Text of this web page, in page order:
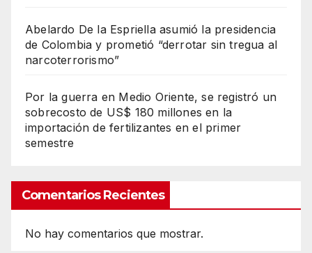
Abelardo De la Espriella asumió la presidencia
de Colombia y prometió “derrotar sin tregua al
narcoterrorismo”
Por la guerra en Medio Oriente, se registró un
sobrecosto de US$ 180 millones en la
importación de fertilizantes en el primer
semestre
Comentarios Recientes
No hay comentarios que mostrar.